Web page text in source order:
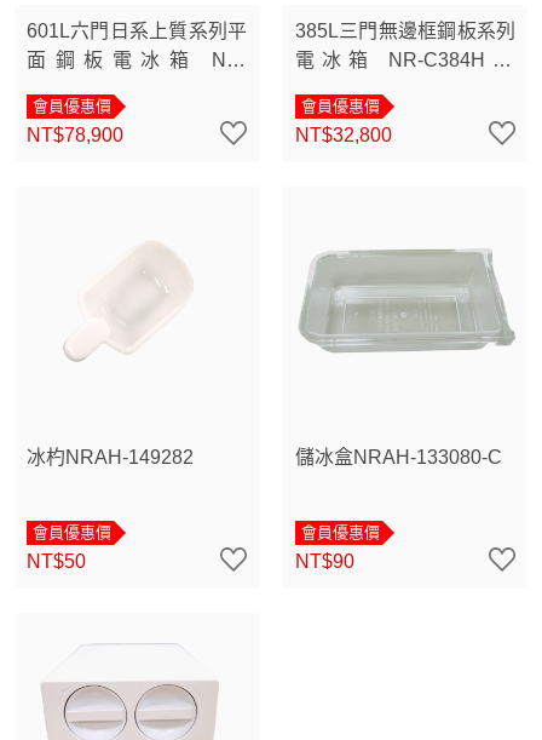
601L六門日系上質系列平
面鋼板電冰箱 NR-
會員優惠價
NT$78,900
385L三門無邊框鋼板系列
電冰箱 NR-C384HV /
會員優惠價
NT$32,800
冰杓NRAH-149282
會員優惠價
NT$50
儲冰盒NRAH-133080-C
會員優惠價
NT$90